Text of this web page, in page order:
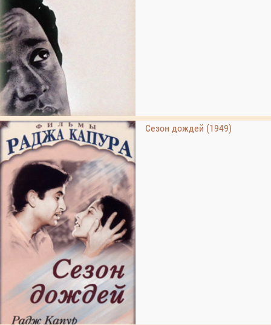
Сезон дождей (1949)